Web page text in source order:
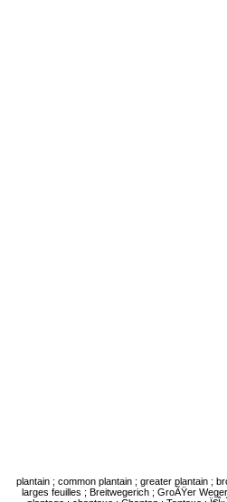
plantain ; common plantain ; greater plantain ;
larges feuilles ; Breitwegerich ; GroÃŸer